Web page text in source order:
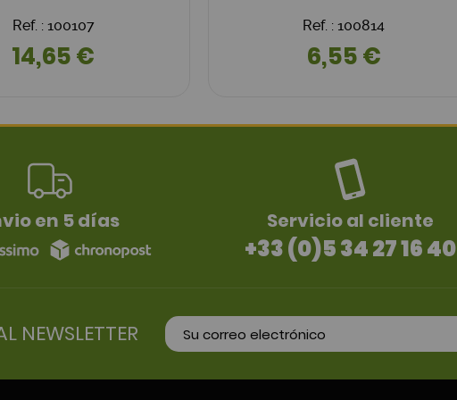
Ref. : 100107
14,65 €
Ref. : 100814
6,55 €
en 5 días Servicio al cliente
+33 (0)5 34 27 16 40
NEWSLETTER